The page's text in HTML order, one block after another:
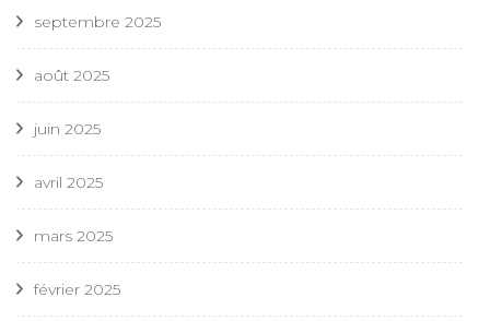
septembre 2025
août 2025
juin 2025
avril 2025
mars 2025
février 2025